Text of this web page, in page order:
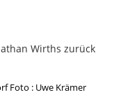
Foto : Uwe Krämer